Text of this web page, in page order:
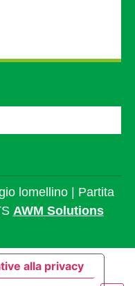
lomellino | Partita
AWM Solutions
alla privacy